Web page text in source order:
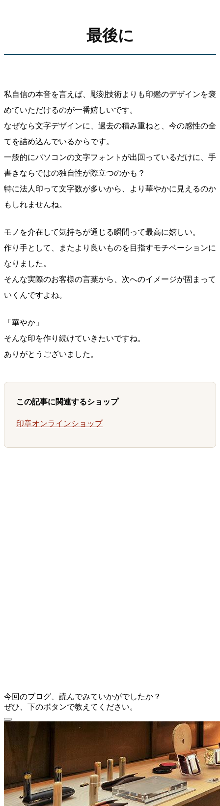
最後に
私自信の本音を言えば、彫刻技術よりも印鑑のデザインを褒
めていただけるのが一番嬉しいです。
なぜなら文字デザインに、過去の積み重ねと、今の感性の全
てを詰め込んでいるからです。
一般的にパソコンの文字フォントが出回っているだけに、手
書きならではの独自性が際立つのかも？
特に法人印って文字数が多いから、より華やかに見えるのか
もしれませんね。
モノを介在して気持ちが通じる瞬間って最高に嬉しい。
作り手として、またより良いものを目指すモチベーションに
なりました。
そんな実際のお客様の言葉から、次へのイメージが固まって
いくんですよね。
「華やか」
そんな印を作り続けていきたいですね。
ありがとうございました。
この記事に関連するショップ
印章オンラインショップ
今回のブログ、読んでみていかがでしたか？
ぜひ、下のボタンで教えてください。